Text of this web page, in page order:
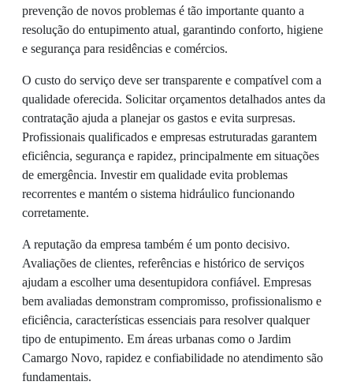
prevenção de novos problemas é tão importante quanto a
resolução do entupimento atual, garantindo conforto, higiene
e segurança para residências e comércios.
O custo do serviço deve ser transparente e compatível com a
qualidade oferecida. Solicitar orçamentos detalhados antes da
contratação ajuda a planejar os gastos e evita surpresas.
Profissionais qualificados e empresas estruturadas garantem
eficiência, segurança e rapidez, principalmente em situações
de emergência. Investir em qualidade evita problemas
recorrentes e mantém o sistema hidráulico funcionando
corretamente.
A reputação da empresa também é um ponto decisivo.
Avaliações de clientes, referências e histórico de serviços
ajudam a escolher uma desentupidora confiável. Empresas
bem avaliadas demonstram compromisso, profissionalismo e
eficiência, características essenciais para resolver qualquer
tipo de entupimento. Em áreas urbanas como o Jardim
Camargo Novo, rapidez e confiabilidade no atendimento são
fundamentais.